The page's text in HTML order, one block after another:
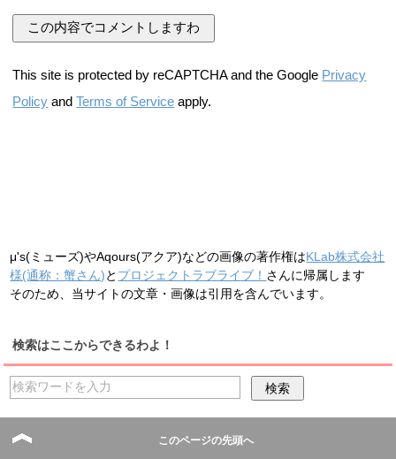
This site is protected by reCAPTCHA and the Google Privacy
Policy andTerms of Service apply.
μ's(ミューズ)やAqours(アクア)などの画像の著作権はKLab株式会社
様(通称：蟹さん)と プロジェクトラブライブ！ さんに帰属します
そのため、当サイトの文章・画像は引用を含んでいます。
検索はここからできるわよ！
このページの先頭へ